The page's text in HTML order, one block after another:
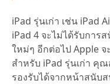
iPad รุ่นเก่า เช่น iPad
iPad 4 จะไม่ได้รับการ
ใหม่ๆ อีกต่อไป Apple
สำหรับ iPad รุ่นเก่า คุ
รองรับได้จากหน้าสนับ